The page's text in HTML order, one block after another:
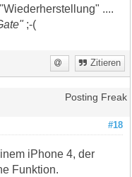
....
;-(
Zitieren
Posting Freak
#18
iPhone 4, der
Funktion.